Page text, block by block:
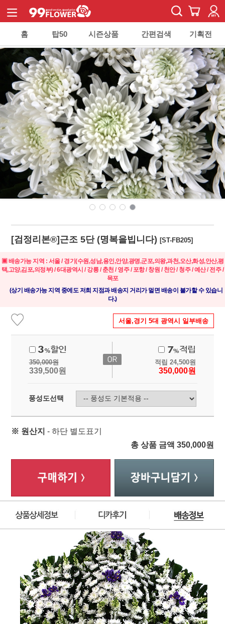
홈 탑50 시즌상품 간편검색 기획전
[검정리본®]근조 5단 (명복을빕니다)[ST-FB205]
▣ 배송가능 지역 : 서울 / 경기(수원,성남,용인,안양,광명,군포,의왕,과천,오산,화성,안산,평
택,고양,김포,의정부) / 6대광역시 / 강릉 / 춘천 / 영주 / 포항 / 창원 / 천안 / 청주 / 예산 / 전주 /
목포
(상기 배송가능 지역 중에도 저희 지점과 배송지 거리가 멀면 배송이 불가할 수 있습니
다.)
서울,경기 5대 광역시 일부배송
350,000원
339,500원
적립 24,500원
350,000원
풍성도선택
※ 원산지 - 하단 별도표기
총 상품 금액 350,000원